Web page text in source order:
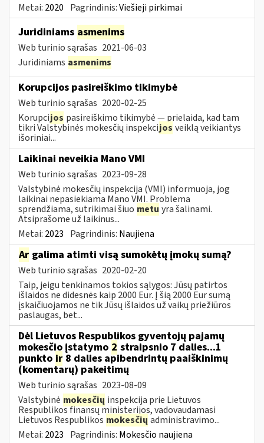
Metai: 2020 Pagrindinis:Viešieji pirkimai
Juridiniams asmenims
Web turinio sąrašas 2021-06-03
Juridiniams asmenims
Korupcijos pasireiškimo tikimybė
Web turinio sąrašas 2020-02-25
Korupcijos pasireiškimo tikimybė — prielaida, kad tam
tikri Valstybinės mokesčių inspekcijos veiklą veikiantys
išoriniai...
Laikinai neveikia Mano VMI
Web turinio sąrašas 2023-09-28
Valstybinė mokesčių inspekcija (VMI) informuoja, jog
laikinai nepasiekiama Mano VMI. Problema
sprendžiama, sutrikimai šiuo metu yra šalinami.
Atsiprašome už laikinus...
Metai: 2023 Pagrindinis: Naujiena
Ar galima atimti visą sumokėtų įmokų sumą?
Web turinio sąrašas 2020-02-20
Taip, jeigu tenkinamos tokios sąlygos: Jūsų patirtos
išlaidos ne didesnės kaip 2000 Eur. Į šią 2000 Eur sumą
įskaičiuojamos ne tik Jūsų išlaidos už vaikų priežiūros
paslaugas, bet...
Dėl Lietuvos Respublikos gyventojų pajamų
mokesčio įstatymo 2 straipsnio 7 dalies...1
punkto ir 8 dalies apibendrintų paaiškinimų
(komentarų) pakeitimų
Web turinio sąrašas 2023-08-09
Valstybinė mokesčių inspekcija prie Lietuvos
Respublikos finansų ministerijos, vadovaudamasi
Lietuvos Respublikos mokesčių administravimo...
Metai: 2023 Pagrindinis: Mokesčio naujiena